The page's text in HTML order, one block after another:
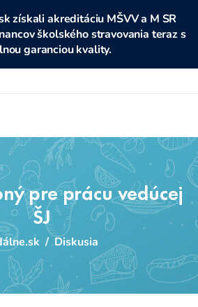
získali akreditáciu MŠVV a M SR
školského stravovania teraz s
garanciou kvality.
pre prácu vedúcej
ŠJ
/ Diskusia